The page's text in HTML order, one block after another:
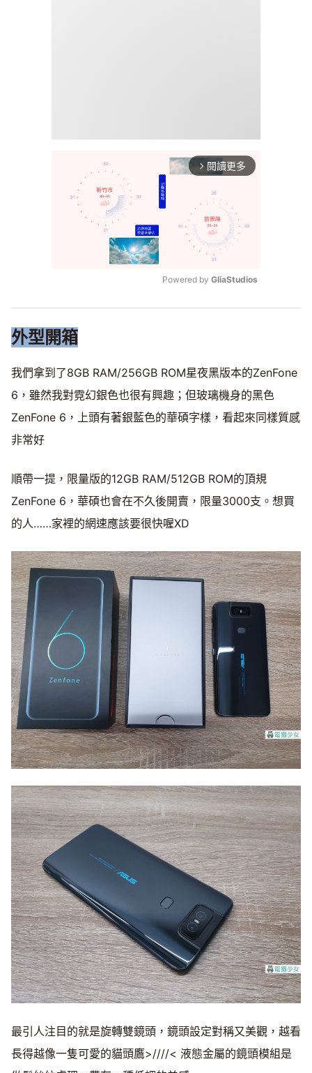
arrow_forward_ios 閱讀更多
Mute
Powered by GliaStudios
外型開箱
我們拿到了8GB RAM/256GB ROM星夜黑版本的ZenFone
6，雖然我對霓幻銀色也很有興趣；但玻璃機身的黑色
ZenFone 6，上頭有著銀藍色的華碩字樣，看起來同樣質感
非常好
順帶一提，限量版的12GB RAM/512GB ROM的頂規
ZenFone 6，華碩也會在不久後開賣，限量3000支。想買
的人……家裡的網速應該要很快喔XD
最引人注目的就是旋轉雙鏡頭，鏡頭設定對稱又美觀，越看
長得越像一隻可愛的貓頭鷹>////< 液態金屬的鏡頭模組是